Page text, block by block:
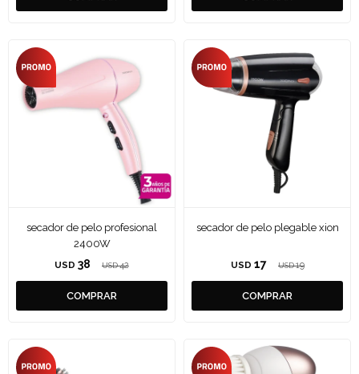
secador de pelo profesional
2400W
USD 38 USD 42
secador de pelo plegable xion
USD 17 USD 19